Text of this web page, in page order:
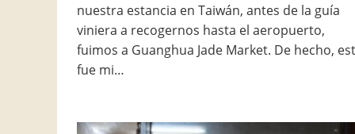
nuestra estancia en Taiwán, antes de la guía
viniera a recogernos hasta el aeropuerto,
fuimos a Guanghua Jade Market. De hecho,
fue mi…